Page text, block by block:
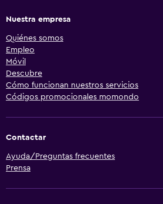
Nuestra empresa
Quiénes somos
Empleo
Móvil
Descubre
Cómo funcionan nuestros servicios
Códigos promocionales momondo
Contactar
Ayuda/Preguntas frecuentes
Prensa